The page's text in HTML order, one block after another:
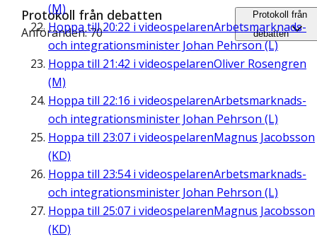
(M)
Hoppa till20:22 i videospelarenArbetsmarknads-
och integrationsminister Johan Pehrson (L)
Hoppa till 21:42 i videospelarenOliver Rosengren
(M)
Hoppa till 22:16 i videospelarenArbetsmarknads-
och integrationsminister Johan Pehrson (L)
Hoppa till 23:07 i videospelarenMagnus Jacobsson
(KD)
Hoppa till 23:54i videospelarenArbetsmarknads-
och integrationsminister Johan Pehrson (L)
Hoppa till 25:07 i videospelarenMagnus Jacobsson
(KD)
Protokoll från debatten
Anföranden: 70
Protokoll från
debatten